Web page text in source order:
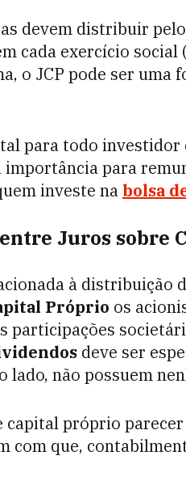
devem distribuir
cada exercício
o JCP pode ser
para todo investidor
importância para
investe nabolsa
Juros sobre
à distribuição
Próprio os
participações
deve ser
lado, não possuem
próprio
com que,